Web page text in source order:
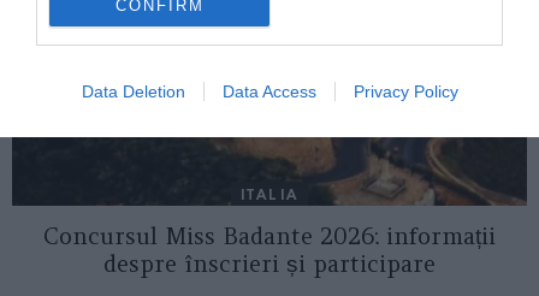
CONFIRM
Data Deletion Data Access Privacy Policy
ITALIA
Concursul Miss Badante 2026: informații
despre înscrieri și participare